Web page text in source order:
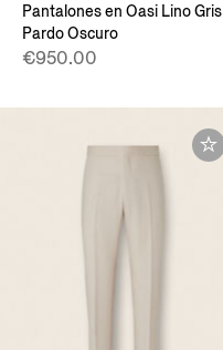
Pantalones en Oasi Lino Gris
Pardo Oscuro
€950.00